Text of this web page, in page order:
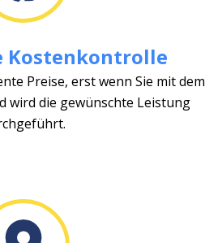
Kostenkontrolle
Preise, erst wenn Sie mit dem
wird die gewünschte Leistung